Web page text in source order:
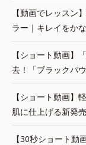
【動画でレッスン
ラー｜キレイをか
【ショート動画】
去！「ブラックパ
【ショート動画】
肌に仕上げる新発
【30秒ショート